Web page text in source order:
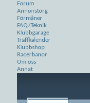
Forum
Annonstorg
Förmåner
FAQ/Teknik
Klubbgarage
Träffkalender
Klubbshop
Racerbanor
Om oss
Annat